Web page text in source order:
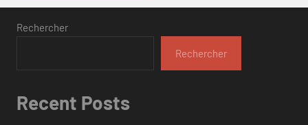
Rechercher
Rechercher
Recent Posts